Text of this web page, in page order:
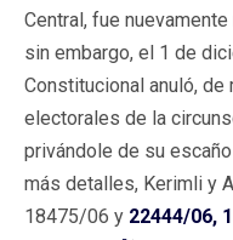
Central, fue
sin embargo, el 1 de
Constitucional anuló,
electorales de la
privándole de su
más detalles, Kerimli y
18475/06 y 22444/06,